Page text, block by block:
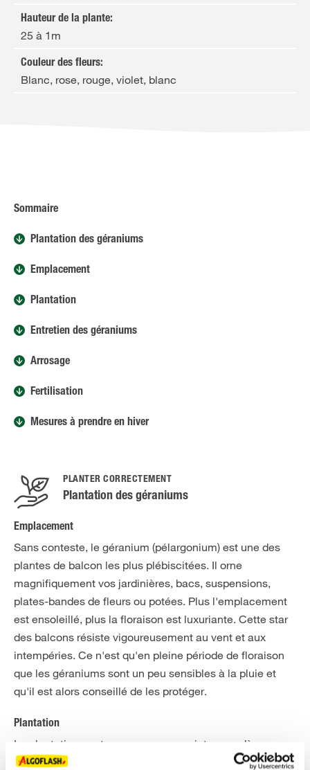
Hauteur de la plante:
25 à 1m
Couleur des fleurs:
Blanc, rose, rouge, violet, blanc
Sommaire
Plantation des géraniums
Emplacement
Plantation
Entretien des géraniums
Arrosage
Fertilisation
Mesures à prendre en hiver
PLANTER CORRECTEMENT
Plantation des géraniums
Emplacement
Sans conteste, le géranium (pélargonium) est une des
plantes de balcon les plus plébiscitées. Il orne
magnifiquement vos jardinières, bacs, suspensions,
plates-bandes de fleurs ou potées. Plus l'emplacement
est ensoleillé, plus la floraison est luxuriante. Cette star
des balcons résiste vigoureusement au vent et aux
intempéries. Ce n'est qu'en pleine période de floraison
que les géraniums sont un peu sensibles à la pluie et
qu'il est alors conseillé de les protéger.
Plantation
La plantation peut commencer au printemps, dès que
les risques de gel nocturne ne sont plus à craindre. Pour